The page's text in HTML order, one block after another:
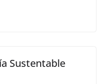
Sustentable